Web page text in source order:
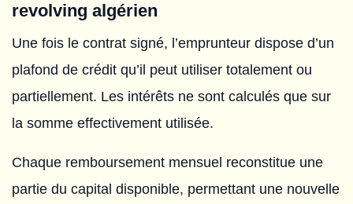
revolving algérien
Une fois le contrat signé, l’emprunteur dispose d’un
plafond de crédit qu’il peut utiliser totalement ou
partiellement. Les intérêts ne sont calculés que sur
la somme effectivement utilisée.
Chaque remboursement mensuel reconstitue une
partie du capital disponible, permettant une nouvelle